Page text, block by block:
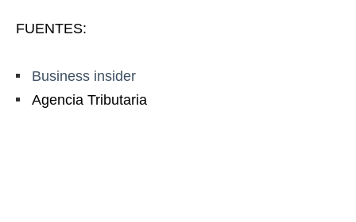
FUENTES:
Business insider
Agencia Tributaria